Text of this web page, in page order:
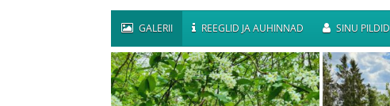
GALERII REEGLID JA AUHINNAD SINU PILDID
KEVADE VÕLUMAA! NII VALLATU KEVAD!